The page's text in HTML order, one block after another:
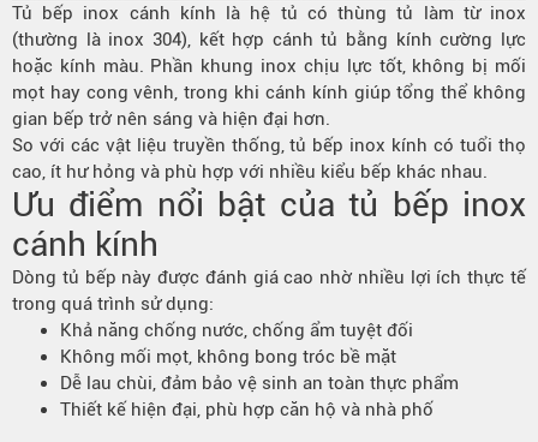
Tủ bếp inox cánh kính là hệ tủ có thùng tủ làm từ inox
(thường là inox 304), kết hợp cánh tủ bằng kính cường lực
hoặc kính màu. Phần khung inox chịu lực tốt, không bị mối
mọt hay cong vênh, trong khi cánh kính giúp tổng thể không
gian bếp trở nên sáng và hiện đại hơn.
So với các vật liệu truyền thống, tủ bếp inox kính có tuổi thọ
cao, ít hư hỏng và phù hợp với nhiều kiểu bếp khác nhau.
Ưu điểm nổi bật của tủ bếp inox
cánh kính
Dòng tủ bếp này được đánh giá cao nhờ nhiều lợi ích thực tế
trong quá trình sử dụng:
Khả năng chống nước, chống ẩm tuyệt đối
Không mối mọt, không bong tróc bề mặt
Dễ lau chùi, đảm bảo vệ sinh an toàn thực phẩm
Thiết kế hiện đại, phù hợp căn hộ và nhà phố